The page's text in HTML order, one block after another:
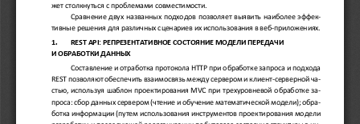
жет столкнуться с проблемами совместимости.
Сравнение двух названных подходов позволяет выявить наиболее эффек-
тивные решения для различных сценариев их использования в веб-приложениях.
1.
REST API: РЕПРЕЗЕНТАТИВНОЕ СОСТОЯНИЕ МОДЕЛИ ПЕРЕДАЧИ
ИОБРАБОТКИ ДАННЫХ
Составление и отработка протокола HTTP при обработке запроса и подхода
REST позволяют обеспечитьвзаимосвязьмежду сервером и клиент-серверной ча-
стью, используя шаблон проектирования MVC при трехуровневой обработке за-
проса: сбор данных сервером (чтение и обучение математической модели); обра-
ботка информации (путем использования инструментов проектирования модели